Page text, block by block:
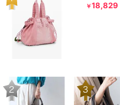
￥18,829